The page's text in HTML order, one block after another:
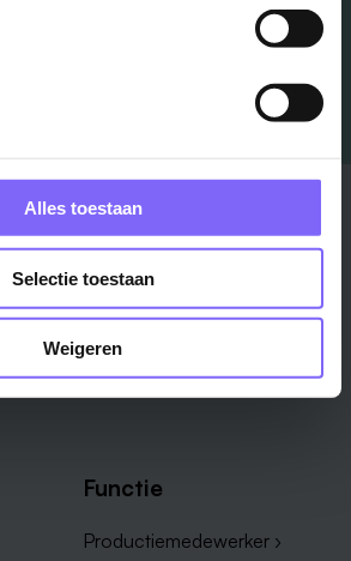
Alles toestaan
Selectie toestaan
Weigeren
Regio
Zuid-Limburg ›
Midden-Limburg ›
Noord-Limburg ›
Alle regio's ›
Functie
Productiemedewerker ›